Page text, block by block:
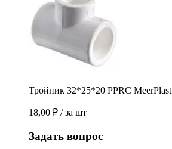
Тройник 32*25*20 PPRС MeerPlast
18,00 ₽ / за шт
Задать вопрос